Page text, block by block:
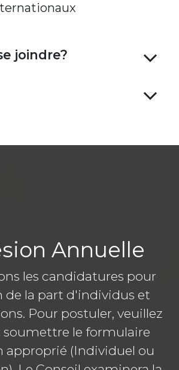
joindre?
Annuelle
les candidatures pour
de la part d'individus et
Pour postuler, veuillez
le formulaire
approprié (Individuel ou